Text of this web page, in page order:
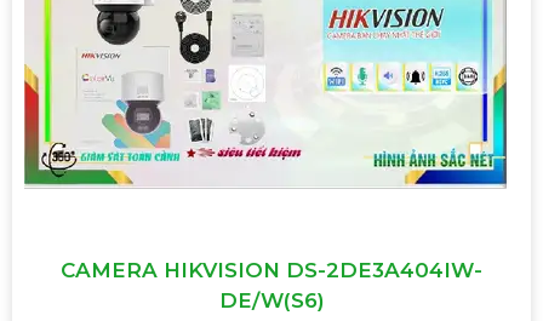
CAMERA HIKVISION DS-2DE3A404IW-
DE/W(S6)